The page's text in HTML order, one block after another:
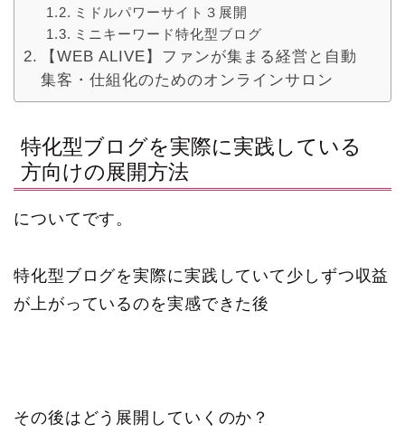
ミドルパワーサイト３展開
ミニキーワード特化型ブログ
【WEB ALIVE】ファンが集まる経営と自動
集客・仕組化のためのオンラインサロン
特化型ブログを実際に実践している
方向けの展開方法
についてです。
特化型ブログを実際に実践していて少しずつ収益
が上がっているのを実感できた後
その後はどう展開していくのか？